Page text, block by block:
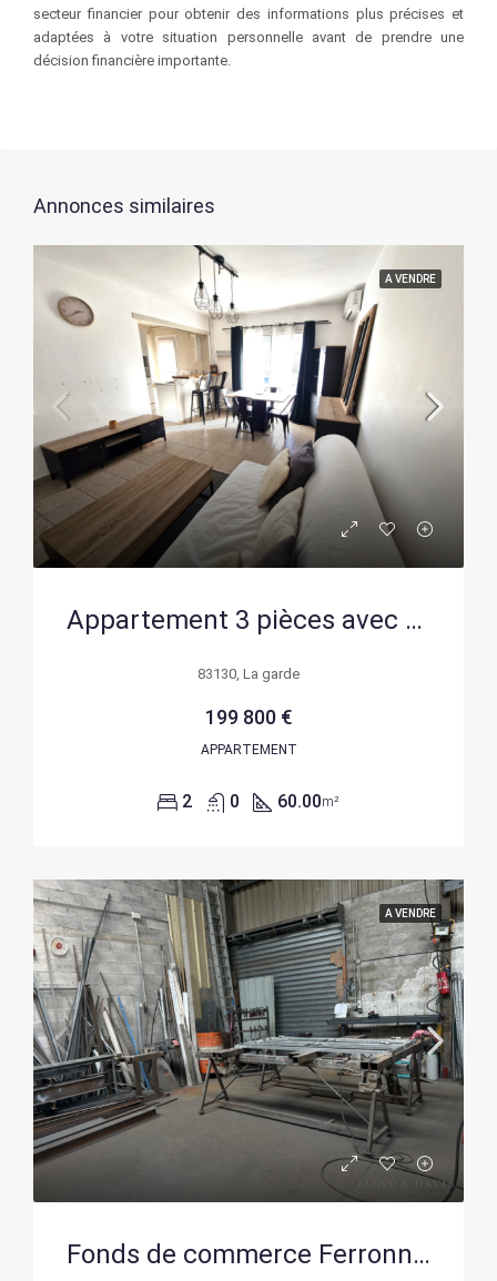
secteur financier pour obtenir des informations plus précises et
adaptées à votre situation personnelle avant de prendre une
décision financière importante.
Annonces similaires
A VENDRE
Appartement 3 pièces avec balcon et parking à La Garde
83130, La garde
199 800 €
APPARTEMENT
2 0 60.00m²
A VENDRE
Fonds de commerce Ferronnerie et Serrurerie à La Garde (83130) avec atelier et clientèle fidèle